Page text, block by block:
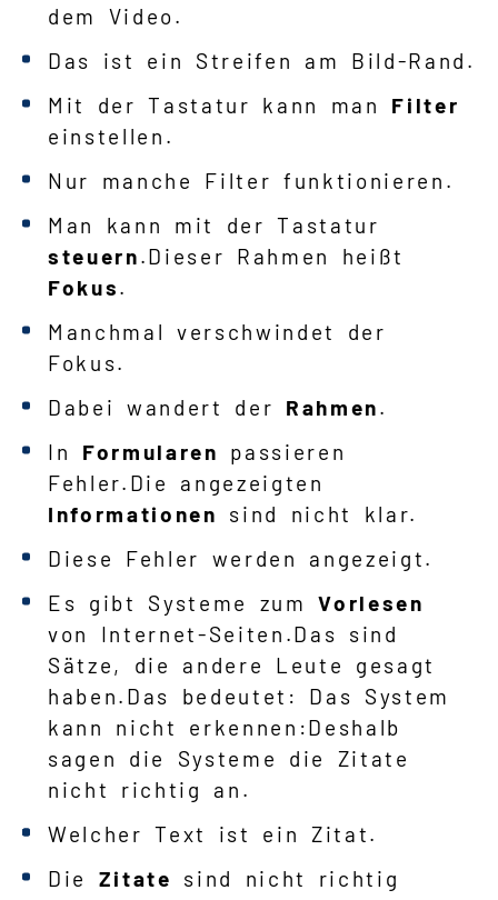
dem Video.
Das ist ein Streifen am Bild-Rand.
Mit der Tastatur kann man Filter
einstellen.
Nur manche Filter funktionieren.
Man kann mit der Tastatur
steuern.Dieser Rahmen heißt
Fokus.
Manchmal verschwindet der
Fokus.
Dabei wandert der Rahmen.
In Formularen
passieren
Fehler.Die angezeigten
Informationen
sind nicht klar.
Diese Fehler werden angezeigt.
Es gibt Systeme zumVorlesen
von Internet-Seiten.Das sind
Sätze, die andere Leute gesagt
haben.Das bedeutet: Das System
kann nicht erkennen:Deshalb
sagen die Systeme die Zitate
nicht richtig an.
Welcher Text ist ein Zitat.
Die Zitate
sind nicht richtig